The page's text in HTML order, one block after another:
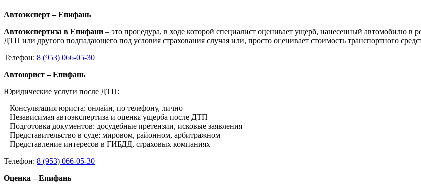
Автоэксперт – Епифань
Автоэкспертиза в Епифани – это процедура, в ходе которой специалист оценивает ущерб, нанесенный автомобилю в
ДТП или другого подпадающего под условия страхования случая или, просто оценивает стоимость транспортного
Телефон: 8 (953) 066-05-30
Автоюрист – Епифань
Юридические услуги после ДТП:
– Консультация юриста: онлайн, по телефону, лично
– Независимая автоэкспертиза и оценка ущерба после ДТП
– Подготовка документов: досудебные претензии, исковые заявления
– Представительство в суде: мировом, районном, арбитражном
– Представление интересов в ГИБДД, страховых компаниях
Телефон: 8 (953) 066-05-30
Оценка – Епифань